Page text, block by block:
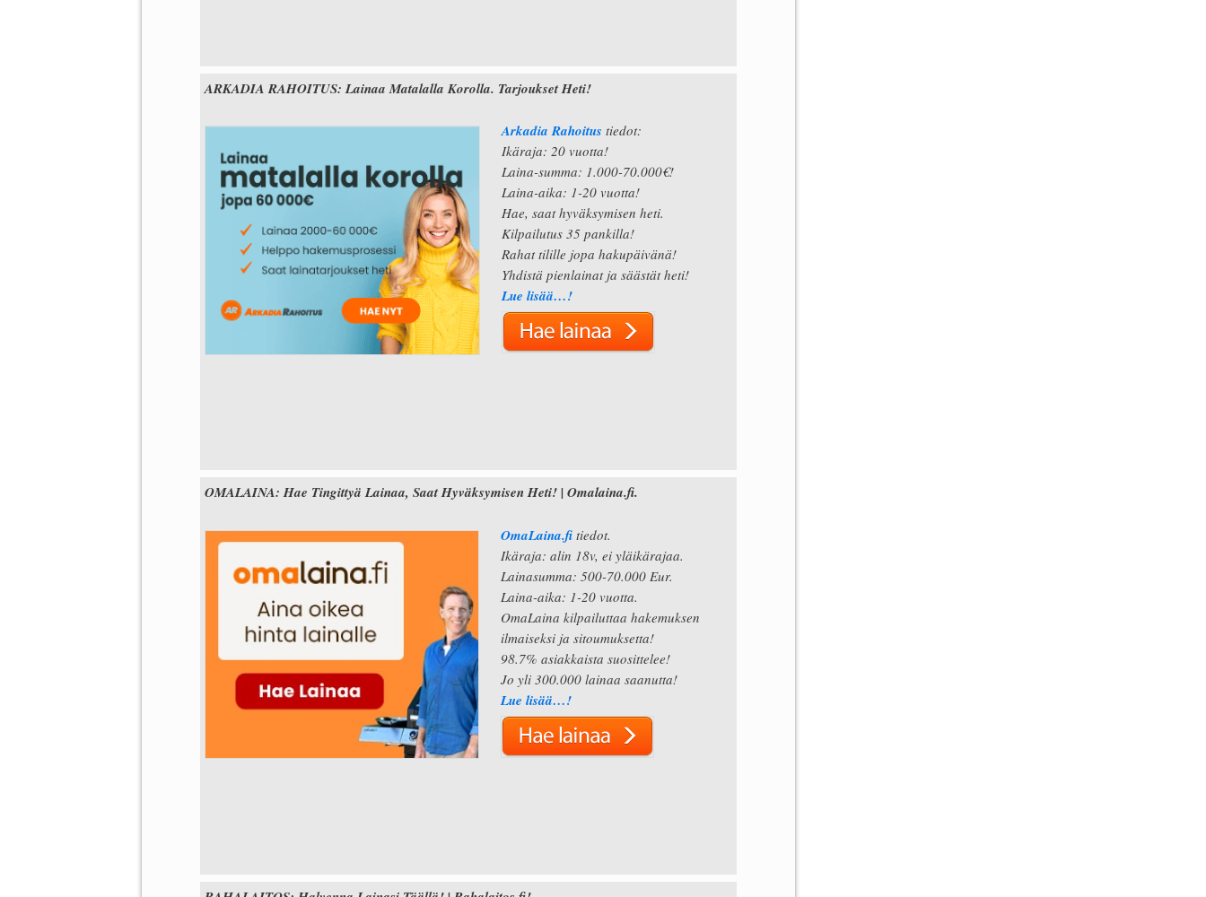
ARKADIA RAHOITUS: Lainaa Matalalla Korolla. Tarjoukset Heti!
Arkadia Rahoitus tiedot:
Ikäraja: 20 vuotta!
Laina-summa: 1.000-70.000€!
Laina-aika: 1-20 vuotta!
Hae, saat hyväksymisen heti.
Kilpailutus 35 pankilla!
Rahat tilille jopa hakupäivänä!
Yhdistä pienlainat ja säästät heti!
Lue lisää…!
OMALAINA: Hae Tingittyä Lainaa, Saat Hyväksymisen Heti! | Omalaina.fi.
OmaLaina.fi tiedot.
Ikäraja: alin 18v, ei yläikärajaa.
Lainasumma: 500-70.000 Eur.
Laina-aika: 1-20 vuotta.
OmaLaina kilpailuttaa hakemuksen
ilmaiseksi ja sitoumuksetta!
98.7% asiakkaista suosittelee!
Jo yli 300.000 lainaa saanutta!
Lue lisää…!